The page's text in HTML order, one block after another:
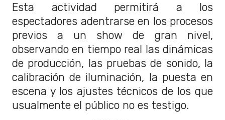
Esta actividad permitirá a los
espectadores adentrarse en los procesos
previos a un show de gran nivel,
observando en tiempo real las dinámicas
de producción, las pruebas de sonido, la
calibración de iluminación, la puesta en
escena y los ajustes técnicos de los que
usualmente el público no es testigo.